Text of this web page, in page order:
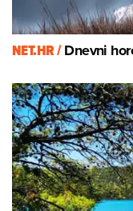
NET.HR /Dnevni